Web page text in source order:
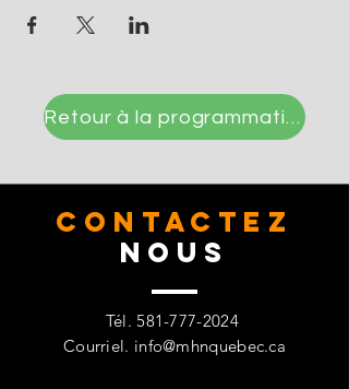
Retour à la programmation
CONTACTez
Nous
Tél.581-777-2024
Courriel. info@mhnquebec.ca